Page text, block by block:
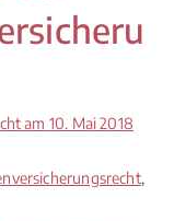
am 10. Mai 2018
,